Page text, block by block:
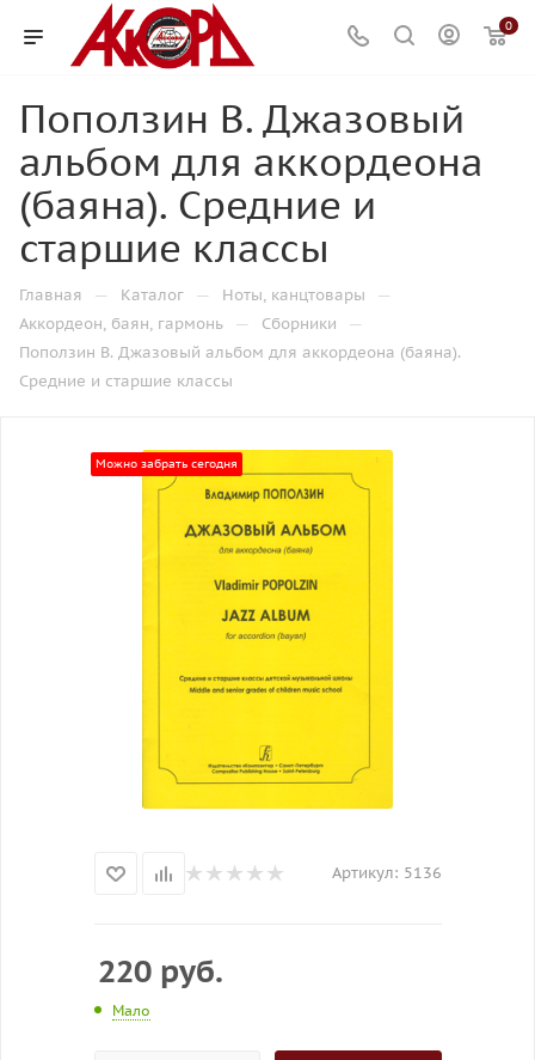
0
Поползин В. Джазовый
альбом для аккордеона
(баяна). Средние и
старшие классы
Главная — Каталог — Ноты, канцтовары —
Аккордеон, баян, гармонь — Сборники —
Поползин В. Джазовый альбом для аккордеона (баяна).
Средние и старшие классы
Можно забрать сегодня
Артикул: 5136
220руб.
Мало